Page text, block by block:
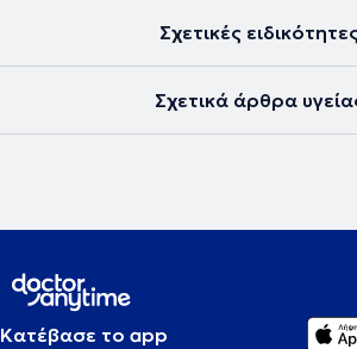
Σχετικές ειδικότητες
Σχετικά άρθρα
Κατέβασε το app